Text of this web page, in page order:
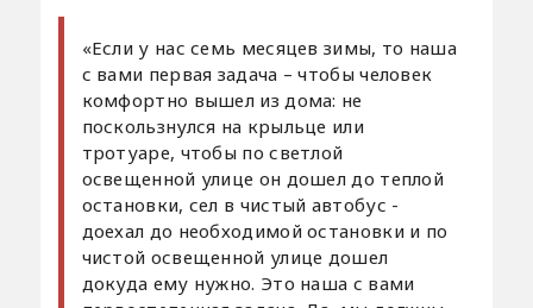
«Если у нас семь месяцев зимы, то наша
с вами первая задача – чтобы человек
комфортно вышел из дома: не
поскользнулся на крыльце или
тротуаре, чтобы по светлой
освещенной улице он дошел до теплой
остановки, сел в чистый автобус -
доехал до необходимой остановки и по
чистой освещенной улице дошел
докуда ему нужно. Это наша с вами